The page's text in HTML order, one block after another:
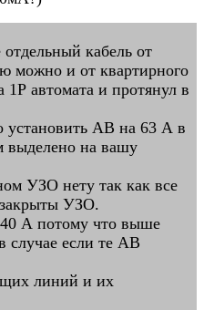
кабель от
можно и от квартирного
автомата и протянул в
установить АВ на 63 А в
выделено на вашу
УЗО нету так как все
УЗО.
А потому что выше
случае если те АВ
линий и их